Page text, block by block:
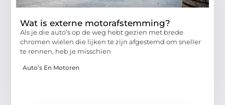
Wat is externe motorafstemming?
Als je die auto’s op de weg hebt gezien met brede
chromen wielen die lijken te zijn afgestemd om sneller
te rennen, heb je misschien
Auto’s En Motoren